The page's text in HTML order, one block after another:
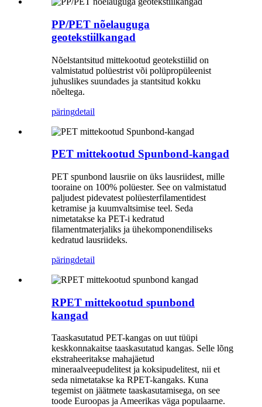
PP/PET nõelauguga
geotekstiilkangad
Nõelstantsitud mittekootud geotekstiilid on
valmistatud polüestrist või polüpropüleenist
juhuslikes suundades ja stantsitud kokku
nõeltega.
päringdetail
PET mittekootud Spunbond-kangad
PET spunbond lausriie on üks lausriidest, mille
tooraine on 100% polüester. See on valmistatud
paljudest pidevatest polüesterfilamentidest
ketramise ja kuumvaltsimise teel. Seda
nimetatakse ka PET-i kedratud
filamentmaterjaliks ja ühekomponendiliseks
kedratud lausriideks.
päringdetail
RPET mittekootud spunbond
kangad
Taaskasutatud PET-kangas on uut tüüpi
keskkonnakaitse taaskasutatud kangas. Selle lõng
ekstraheeritakse mahajäetud
mineraalveepudelitest ja koksipudelitest, nii et
seda nimetatakse ka RPET-kangaks. Kuna
tegemist on jäätmete taaskasutamisega, on see
toode Euroopas ja Ameerikas väga populaarne.